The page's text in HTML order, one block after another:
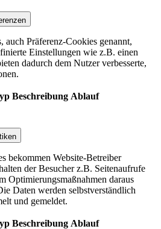
auch Präferenz-Cookies genannt,
Einstellungen wie z.B. einen
dadurch dem Nutzer verbesserte,
Beschreibung Ablauf
bekommen Website-Betreiber
der Besucher z.B. Seitenaufrufe
Optimierungsmaßnahmen daraus
Daten werden selbstverständlich
und gemeldet.
Beschreibung Ablauf